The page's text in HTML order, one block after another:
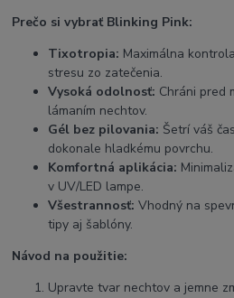
Prečo si vybrať Blinking Pink:
Tixotropia: Maximálna
stresu zo zatečenia.
Vysoká odolnosť: Chráni pred
lámaním nechtov.
Gél bez pilovania: Šetrí váš
dokonale hladkému povrchu.
Komfortná aplikácia:
v UV/LED lampe.
Všestrannosť: Vhodný na
tipy aj šablóny.
Návod na použitie:
Upravte tvar nechtov a jemne